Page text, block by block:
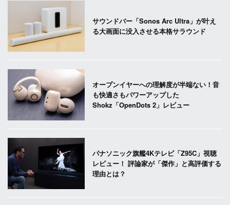
サウンドバー「Sonos Arc Ultra」が叶え
る大画面に没入させる本格サラウンド
オープンイヤーへの理解度が半端ない！音
も快適さもパワーアップした
Shokz「OpenDots 2」レビュー
パナソニック旗艦4Kテレビ「Z95C」視聴
レビュー！ 評論家が「傑作」と高評価する
理由とは？